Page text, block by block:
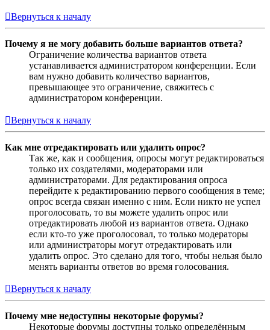
Вернуться к началу
Почему я не могу добавить больше вариантов ответа?
Ограничение количества вариантов ответа
устанавливается администратором конференции. Если
вам нужно добавить количество вариантов,
превышающее это ограничение, свяжитесь с
администратором конференции.
Вернуться к началу
Как мне отредактировать или удалить опрос?
Так же, как и сообщения, опросы могут редактироваться
только их создателями, модераторами или
администраторами. Для редактирования опроса
перейдите к редактированию первого сообщения в теме;
опрос всегда связан именно с ним. Если никто не успел
проголосовать, то вы можете удалить опрос или
отредактировать любой из вариантов ответа. Однако
если кто-то уже проголосовал, то только модераторы
или администраторы могут отредактировать или
удалить опрос. Это сделано для того, чтобы нельзя было
менять варианты ответов во время голосования.
Вернуться к началу
Почему мне недоступны некоторые форумы?
Некоторые форумы доступны только определённым